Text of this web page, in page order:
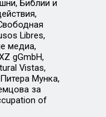
Библии и
Libres,
медиа,
gGmbH,
Vistas,
Мунка,
за
of